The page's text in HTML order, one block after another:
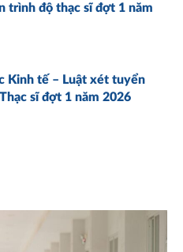
trình độ thạc sĩ đợt 1 năm
Kinh tế – Luật xét tuyển
sĩ đợt 1 năm 2026